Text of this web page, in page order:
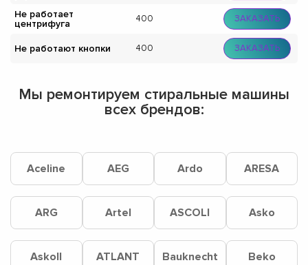
Не работает
центрифуга
400 ЗАКАЗАТЬ
Не работают кнопки 400 ЗАКАЗАТЬ
Мы ремонтируем стиральные машины
всех брендов:
Aceline AEG Ardo ARESA
ARG Artel ASCOLI Asko
Askoll ATLANT Bauknecht Beko